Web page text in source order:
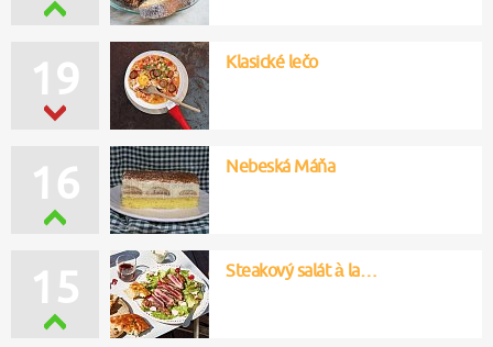
19 Klasické lečo
16 Nebeská Máňa
15 Steakový salát à la…